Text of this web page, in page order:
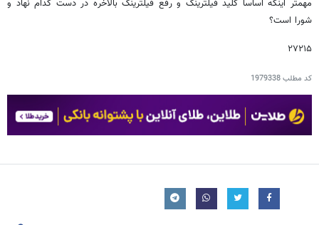
مهمتر اینکه اساسا کلید فیلترینگ و رفع فیلترینگ بالاخره در دست کدام نهاد و
شورا است؟
۲۷۲۱۵
کد مطلب1979338